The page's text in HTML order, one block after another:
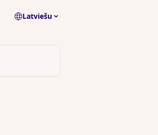
Latviešu